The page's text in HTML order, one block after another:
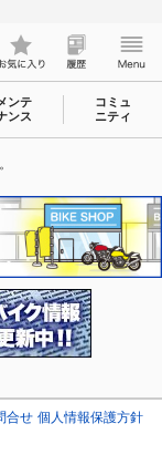
メンテ
ンス
コミュ
ニティ
合せ 個人情報保護方針